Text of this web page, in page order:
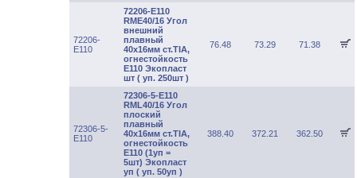
72206-
E110
72206-E110
RME40/16 Угол
внешний
плавный
40х16мм ст.TIA,
огнестойкость
E110 Экопласт
шт ( уп. 250шт )
76.48 73.29 71.38
72306-5-
E110
72306-5-E110
RML40/16 Угол
плоский
плавный
40х16мм ст.TIA,
огнестойкость
Е110 (1уп =
5шт) Экопласт
уп ( уп. 50уп )
388.40 372.21 362.50